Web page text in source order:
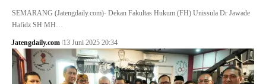
SEMARANG (Jatengdaily.com)- Dekan Fakultas Hukum (FH) Unissula Dr Jawade
Hafidz SH MH…
Jatengdaily.com 13 Juni 2025 20:34